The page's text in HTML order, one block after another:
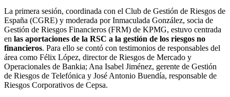
La primera sesión, coordinada con el Club de Gestión de Riesgos de
España (CGRE) y moderada por Inmaculada González, socia de
Gestión de Riesgos Financieros (FRM) de KPMG, estuvo centrada
en las aportaciones de la RSC a la gestión de los riesgos no
financieros. Para ello se contó con testimonios de responsables del
área como Félix López, director de Riesgos de Mercado y
Operacionales de Bankia; Ana Isabel Jiménez, gerente de Gestión
de Riesgos de Telefónica y José Antonio Buendía, responsable de
Riesgos Corporativos de Cepsa.